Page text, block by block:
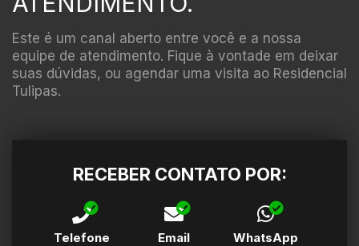
Este é um canal aberto entre você e a nossa
equipe de atendimento. Fique à vontade em deixar
suas dúvidas, ou agendar uma visita ao Residencial
Tulipas.
RECEBER CONTATO POR:
Telefone Email WhatsApp